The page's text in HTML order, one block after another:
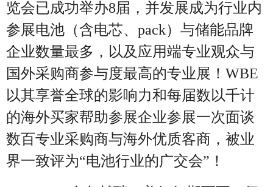
览会已成功举办8届，并发展成为行业内
参展电池（含电芯、pack）与储能品牌
企业数量最多，以及应用端专业观众与
国外采购商参与度最高的专业展！WBE
以其享誉全球的影响力和每届数以千计
的海外买家帮助参展企业参展一次面谈
数百专业采购商与海外优质客商，被业
界一致评为“电池行业的广交会”！